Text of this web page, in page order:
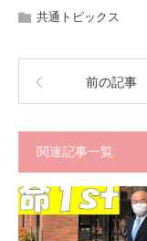
共通トピックス
前の記事
関連記事一覧